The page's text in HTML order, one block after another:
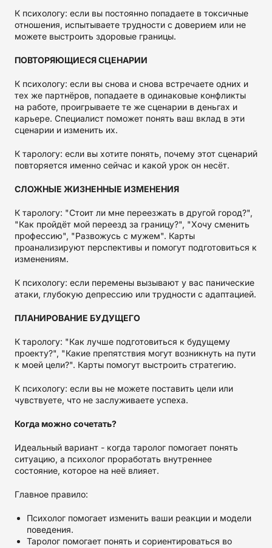
К психологу: если вы постоянно попадаете в токсичные
отношения, испытываете трудности с доверием или не
можете выстроить здоровые границы.
ПОВТОРЯЮЩИЕСЯ СЦЕНАРИИ
К психологу: если вы снова и снова встречаете одних и
тех же партнёров, попадаете в одинаковые конфликты
на работе, проигрываете те же сценарии в деньгах и
карьере. Специалист поможет понять ваш вклад в эти
сценарии и изменить их.
К тарологу: если вы хотите понять, почему этот сценарий
повторяется именно сейчас и какой урок он несёт.
СЛОЖНЫЕ ЖИЗНЕННЫЕ ИЗМЕНЕНИЯ
К тарологу: "Стоит ли мне переезжать в другой город?",
"Как пройдёт мой переезд за границу?", "Хочу сменить
профессию", "Развожусь с мужем". Карты
проанализируют перспективы и помогут подготовиться к
изменениям.
К психологу: если перемены вызывают у вас панические
атаки, глубокую депрессию или трудности с адаптацией.
ПЛАНИРОВАНИЕ БУДУЩЕГО
К тарологу: "Как лучше подготовиться к будущему
проекту?", "Какие препятствия могут возникнуть на пути
к моей цели?". Карты помогут выстроить стратегию.
К психологу: если вы не можете поставить цели или
чувствуете, что не заслуживаете успеха.
Когда можно сочетать?
Идеальный вариант - когда таролог помогает понять
ситуацию, а психолог проработать внутреннее
состояние, которое на неё влияет.
Главное правило:
Психолог помогает изменить ваши реакции и модели
поведения.
Таролог помогает понять и сориентироваться во